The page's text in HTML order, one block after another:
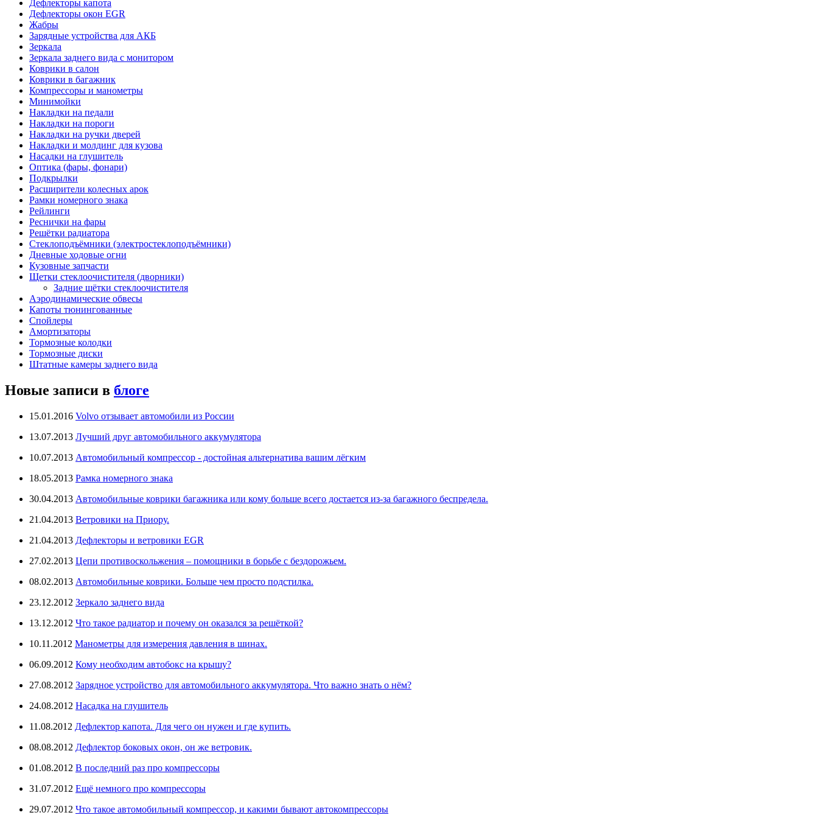
Дефлекторы капота
Дефлекторы окон EGR
Жабры
Зарядные устройства для АКБ
Зеркала
Зеркала заднего вида с монитором
Коврики в салон
Коврики в багажник
Компрессоры и манометры
Минимойки
Накладки на педали
Накладки на пороги
Накладки на ручки дверей
Накладки и молдинг для кузова
Насадки на глушитель
Оптика (фары, фонари)
Подкрылки
Расширители колесных арок
Рамки номерного знака
Рейлинги
Реснички на фары
Решётки радиатора
Стеклоподъёмники (электростеклоподъёмники)
Дневные ходовые огни
Кузовные запчасти
Щетки стеклоочистителя (дворники)
Задние щётки стеклоочистителя
Аэродинамические обвесы
Капоты тюнингованные
Спойлеры
Амортизаторы
Тормозные колодки
Тормозные диски
Штатные камеры заднего вида
Новые записи в блоге
15.01.2016 Volvo отзывает автомобили из России
13.07.2013 Лучший друг автомобильного аккумулятора
10.07.2013 Автомобильный компрессор - достойная альтернатива вашим лёгким
18.05.2013 Рамка номерного знака
30.04.2013 Автомобильные коврики багажника или кому больше всего достается из-за багажного беспредела.
21.04.2013 Ветровики на Приору.
21.04.2013 Дефлекторы и ветровики EGR
27.02.2013 Цепи противоскольжения – помощники в борьбе с бездорожьем.
08.02.2013 Автомобильные коврики. Больше чем просто подстилка.
23.12.2012 Зеркало заднего вида
13.12.2012 Что такое радиатор и почему он оказался за решёткой?
10.11.2012 Манометры для измерения давления в шинах.
06.09.2012 Кому необходим автобокс на крышу?
27.08.2012 Зарядное устройство для автомобильного аккумулятора. Что важно знать о нём?
24.08.2012 Насадка на глушитель
11.08.2012 Дефлектор капота. Для чего он нужен и где купить.
08.08.2012 Дефлектор боковых окон, он же ветровик.
01.08.2012 В последний раз про компрессоры
31.07.2012 Ещё немного про компрессоры
29.07.2012 Что такое автомобильный компрессор, и какими бывают автокомпрессоры